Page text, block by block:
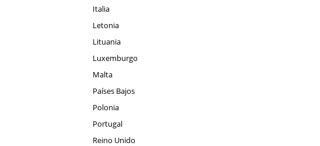
Italia
Letonia
Lituania
Luxemburgo
Malta
Países Bajos
Polonia
Portugal
Reino Unido